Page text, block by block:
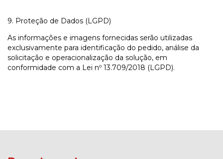
9. Proteção de Dados (LGPD)
As informações e imagens fornecidas serão utilizadas
exclusivamente para identificação do pedido, análise da
solicitação e operacionalização da solução, em
conformidade com a Lei nº 13.709/2018 (LGPD).